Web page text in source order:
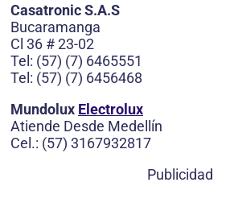
Casatronic S.A.S
Bucaramanga
Cl 36 # 23-02
Tel: (57) (7) 6465551
Tel: (57) (7) 6456468
Mundolux Electrolux
Atiende Desde Medellín
Cel.: (57) 3167932817
Publicidad